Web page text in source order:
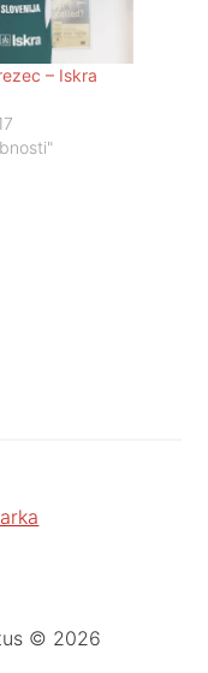
– Iskra
© 2026